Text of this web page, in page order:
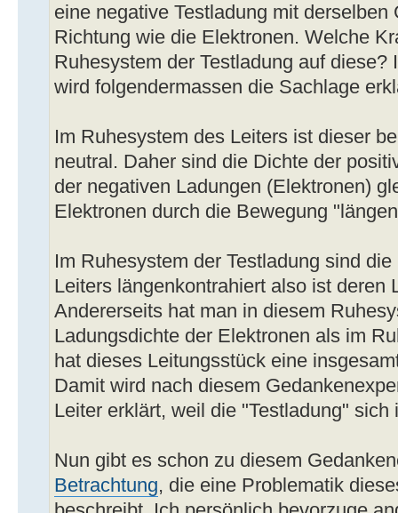
eine negative Testladung mit derselben
Richtung wie die Elektronen. Welche
Ruhesystem der Testladung auf diese?
wird folgendermassen die Sachlage
Im Ruhesystem des Leiters ist dieser
neutral. Daher sind die Dichte der
der negativen Ladungen (Elektronen)
Elektronen durch die Bewegung
Im Ruhesystem der Testladung sind
Leiters längenkontrahiert also ist deren
Andererseits hat man in diesem
Ladungsdichte der Elektronen als im
hat dieses Leitungsstück eine
Damit wird nach diesem
Leiter erklärt, weil die "Testladung"
Nun gibt es schon zu diesem
Betrachtung, die eine Problematik